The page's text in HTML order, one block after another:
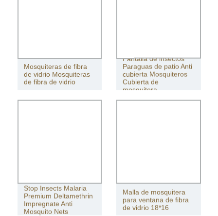
Mosquiteras de fibra
de vidrio Mosquiteras
de fibra de vidrio
Pantalla de insectos
Paraguas de patio Anti
cubierta Mosquiteros
Cubierta de
mosquitera
Stop Insects Malaria
Premium Deltamethrin
Impregnate Anti
Mosquito Nets
Malla de mosquitera
para ventana de fibra
de vidrio 18*16